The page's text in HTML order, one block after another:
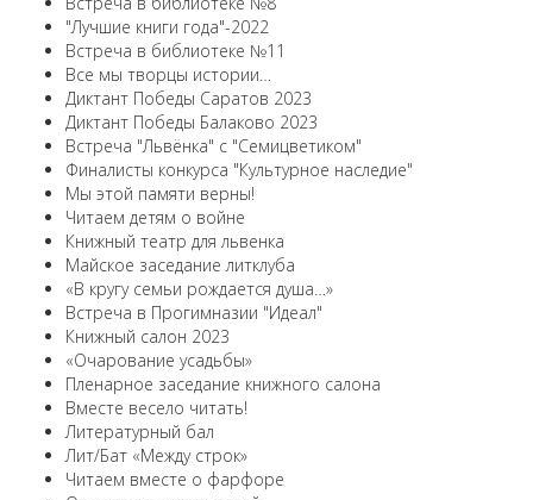
"Лучшие книги года"-2022
Встреча в библиотеке №11
Все мы творцы истории…
Диктант Победы Саратов 2023
Диктант Победы Балаково 2023
Встреча "Львёнка" с "Семицветиком"
Финалисты конкурса "Культурное наследие"
Мы этой памяти верны!
Читаем детям о войне
Книжный театр для львенка
Майское заседание литклуба
«В кругу семьи рождается душа…»
Встреча в Прогимназии "Идеал"
Книжный салон 2023
«Очарование усадьбы»
Пленарное заседание книжного салона
Вместе весело читать!
Литературный бал
Лит/Бат «Между строк»
Читаем вместе о фарфоре